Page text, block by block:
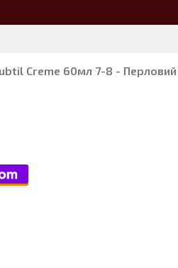
Creme 60мл 7-8 -